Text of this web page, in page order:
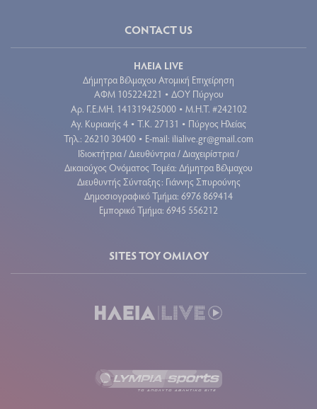
CONTACT US
ΗΛΕΙΑ LIVE
Δήμητρα Βέλμαχου Ατομική Επιχείρηση
ΑΦΜ 105224221 • ΔΟΥ Πύργου
Aρ. Γ.Ε.ΜΗ. 141319425000 • Μ.Η.Τ. #242102
Αγ. Κυριακής 4 • Τ.Κ. 27131 • Πύργος Ηλείας
Τηλ.: 26210 30400 • E-mail: ilialive.gr@gmail.com
Ιδιοκτήτρια / Διευθύντρια / Διαχειρίστρια /
Δικαιούχος Ονόματος Τομέα: Δήμητρα Βέλμαχου
Διευθυντής Σύνταξης: Γιάννης Σπυρούνης
Δημοσιογραφικό Τμήμα: 6976 869414
Εμπορικό Τμήμα: 6945 556212
SITES ΤΟΥ ΟΜΙΛΟΥ